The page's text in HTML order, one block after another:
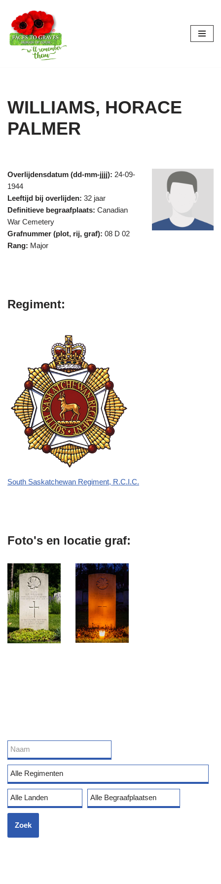
Ga
naar
WILLIAMS, HORACE
PALMER
Overlijdensdatum (dd-mm-jjjj): 24-09-
1944
Leeftijd bij overlijden: 32 jaar
Definitieve begraafplaats: Canadian
War Cemetery
Grafnummer (plot, rij, graf): 08 D 02
Rang: Major
Regiment:
South Saskatchewan Regiment, R.C.I.C.
Foto's en locatie graf: